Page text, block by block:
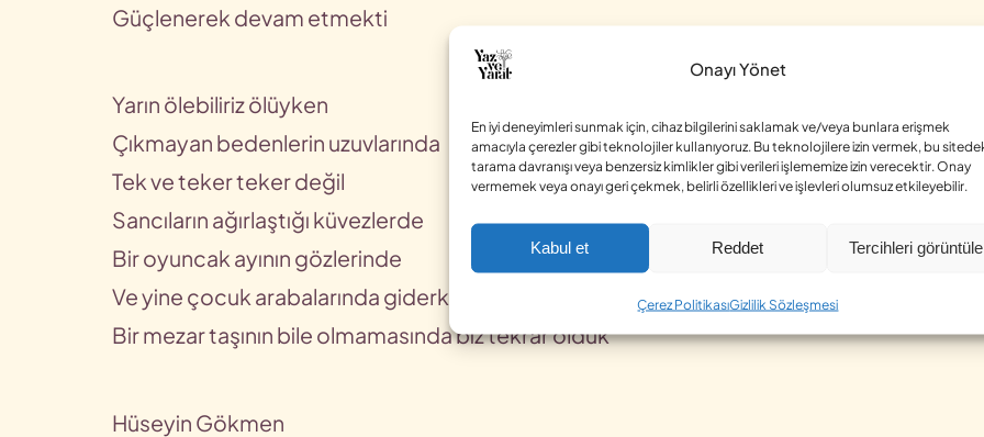
Onayı Yönet
En iyi deneyimleri sunmak için, cihaz bilgilerini saklamak ve/veya bunlara erişmek
amacıyla çerezler gibi teknolojiler kullanıyoruz. Bu teknolojilere izin vermek, bu
tarama davranışı veya benzersiz kimlikler gibi verileri işlememize izin verecektir. Onay
vermemek veya onayı geri çekmek, belirli özellikleri ve işlevleri olumsuz etkileyebilir.
Kabul et Reddet Tercihleri görüntüle
Çerez PolitikasıGizlilik Sözleşmesi
Güçlenerek devam etmekti
Yarın ölebiliriz ölüyken
Çıkmayan bedenlerin uzuvlarında
Tek ve teker teker değil
Sancıların ağırlaştığı küvezlerde
Bir oyuncak ayının gözlerinde
Ve yine çocuk arabalarında giderken
Bir mezar taşının bile olmamasında biz tekrar öldük
Hüseyin Gökmen